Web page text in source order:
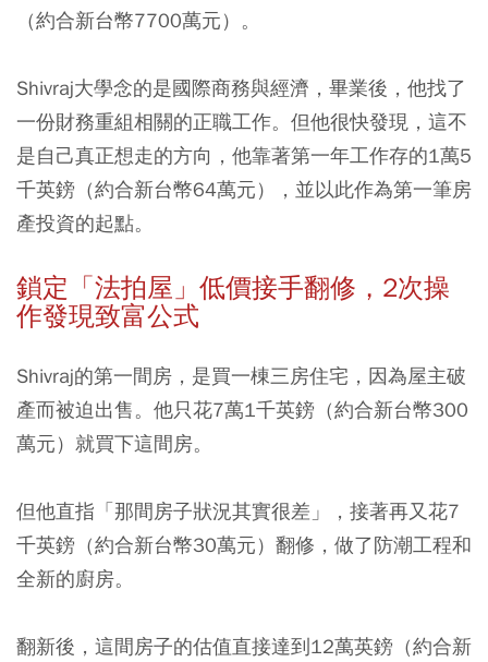
（約合新台幣7700萬元）。
Shivraj大學念的是國際商務與經濟，畢業後，他找了
一份財務重組相關的正職工作。但他很快發現，這不
是自己真正想走的方向，他靠著第一年工作存的1萬5
千英鎊（約合新台幣64萬元），並以此作為第一筆房
產投資的起點。
鎖定「法拍屋」低價接手翻修，2次操
作發現致富公式
Shivraj的第一間房，是買一棟三房住宅，因為屋主破
產而被迫出售。他只花7萬1千英鎊（約合新台幣300
萬元）就買下這間房。
但他直指「那間房子狀況其實很差」，接著再又花7
千英鎊（約合新台幣30萬元）翻修，做了防潮工程和
全新的廚房。
翻新後，這間房子的估值直接達到12萬英鎊（約合新